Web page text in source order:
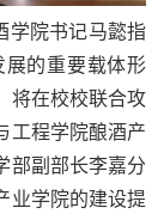
学院书记马懿指
的重要载体形
将在校校联合攻
工程学院酿酒产
部副部长李嘉分
业学院的建设提